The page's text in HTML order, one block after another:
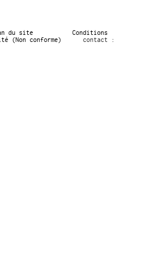
du site
Conditions
(Non conforme)
contact :